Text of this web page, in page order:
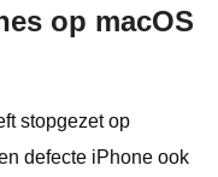
op macOS
stopgezet op
defecte iPhone ook